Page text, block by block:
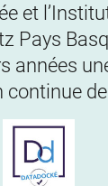
et
Pays
années